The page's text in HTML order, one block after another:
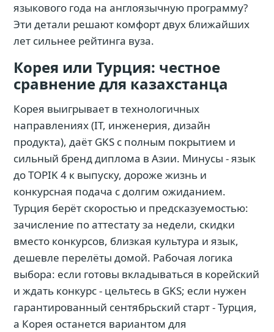
языкового года на англоязычную программу?
Эти детали решают комфорт двух ближайших
лет сильнее рейтинга вуза.
Корея или Турция: честное
сравнение для казахстанца
Корея выигрывает в технологичных
направлениях (IT, инженерия, дизайн
продукта), даёт GKS с полным покрытием и
сильный бренд диплома в Азии. Минусы - язык
до TOPIK 4 к выпуску, дороже жизнь и
конкурсная подача с долгим ожиданием.
Турция берёт скоростью и предсказуемостью:
зачисление по аттестату за недели, скидки
вместо конкурсов, близкая культура и язык,
дешевле перелёты домой. Рабочая логика
выбора: если готовы вкладываться в корейский
и ждать конкурс - цельтесь в GKS; если нужен
гарантированный сентябрьский старт - Турция,
а Корея останется вариантом для